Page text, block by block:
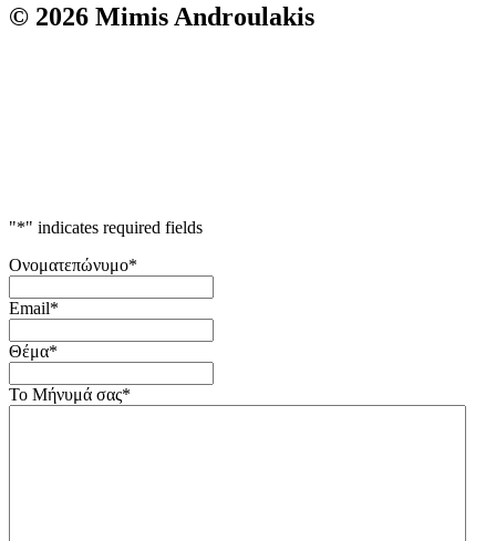
© 2026 Mimis Androulakis
"*" indicates required fields
Ονοματεπώνυμο*
Email*
Θέμα*
Το Μήνυμά σας*